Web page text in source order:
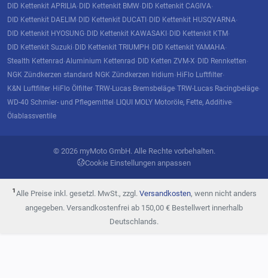
DID Kettenkit APRILIA· DID Kettenkit BMW· DID Kettenkit CAGIVA·
DID Kettenkit DAELIM· DID Kettenkit DUCATI· DID Kettenkit HUSQVARNA·
DID Kettenkit HYOSUNG· DID Kettenkit KAWASAKI· DID Kettenkit KTM·
DID Kettenkit Suzuki· DID Kettenkit TRIUMPH· DID Kettenkit YAMAHA·
Stealth Kettenrad·Aluminium Kettenrad· DID Ketten ZVM-X· DID Rennketten·
NGK Zündkerzen standard· NGK Zündkerzen Iridium· HiFlo Luftfilter·
K&N Luftfilter· HiFlo Ölfilter·TRW-Lucas Bremsbeläge·TRW-Lucas Racingbeläge·
WD-40 Schmier- und Pflegemittel· LIQUI MOLY Motoröle, Fette, Additive·
Ölablassventile
© 2026 myMoto GmbH. Alle Rechte vorbehalten.
Cookie Einstellungen anpassen
¹Alle Preise inkl. gesetzl. MwSt., zzgl. Versandkosten, wenn nicht anders
angegeben. Versandkostenfrei ab 150,00 € Bestellwert innerhalb
Deutschlands.